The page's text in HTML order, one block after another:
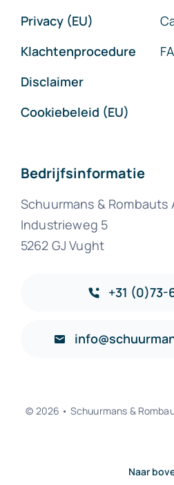
Privacy (EU)
Klachtenprocedure
Disclaimer
Cookiebeleid (EU)
Bedrijfsinformatie
Schuurmans & Rombauts
Industrieweg 5
5262 GJ Vught
+31 (0)73-
© 2026 • Schuurmans &
Naar